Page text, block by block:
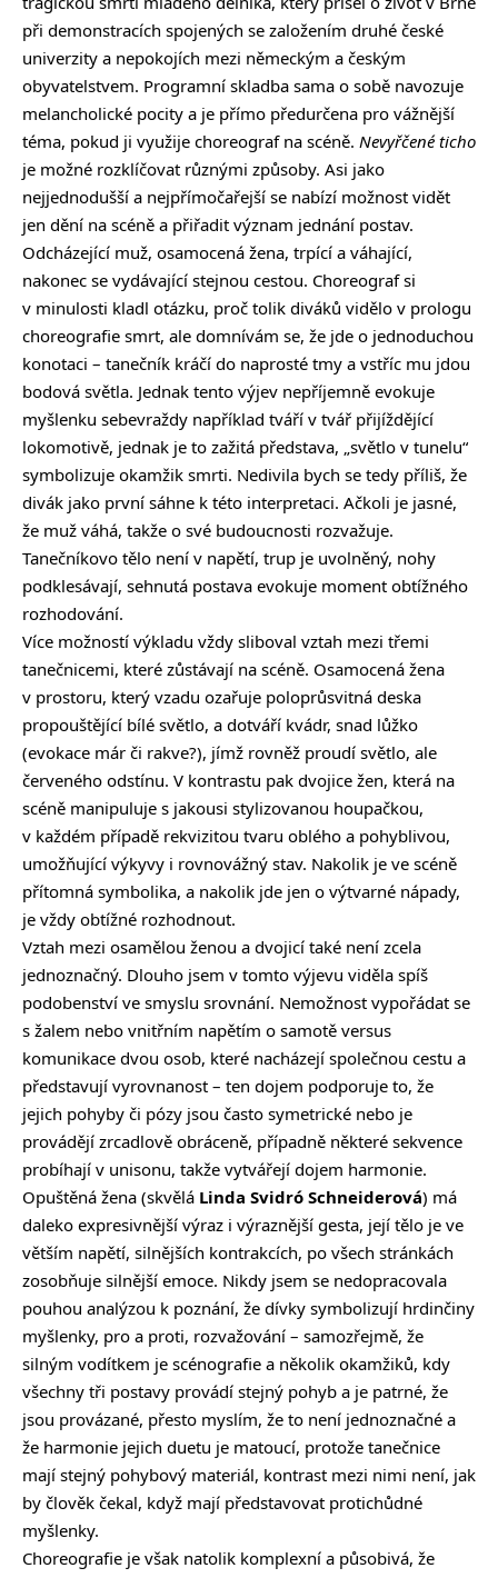
při demonstracích spojených se založením druhé české
univerzity a nepokojích mezi německým a českým
obyvatelstvem. Programní skladba sama o sobě navozuje
melancholické pocity a je přímo předurčena pro vážnější
téma, pokud ji využije choreograf na scéně. Nevyřčené ticho
je možné rozklíčovat různými způsoby. Asi jako
nejjednodušší a nejpřímočařejší se nabízí možnost vidět
jen dění na scéně a přiřadit význam jednání postav.
Odcházející muž, osamocená žena, trpící a váhající,
nakonec se vydávající stejnou cestou. Choreograf si
v minulosti kladl otázku, proč tolik diváků vidělo v prologu
choreografie smrt, ale domnívám se, že jde o jednoduchou
konotaci – tanečník kráčí do naprosté tmy a vstříc mu jdou
bodová světla. Jednak tento výjev nepříjemně evokuje
myšlenku sebevraždy například tváří v tvář přijíždějící
lokomotivě, jednak je to zažitá představa, „světlo v tunelu“
symbolizuje okamžik smrti. Nedivila bych se tedy příliš, že
divák jako první sáhne k této interpretaci. Ačkoli je jasné,
že muž váhá, takže o své budoucnosti rozvažuje.
Tanečníkovo tělo není v napětí, trup je uvolněný, nohy
podklesávají, sehnutá postava evokuje moment obtížného
rozhodování.
Více možností výkladu vždy sliboval vztah mezi třemi
tanečnicemi, které zůstávají na scéně. Osamocená žena
v prostoru, který vzadu ozařuje poloprůsvitná deska
propouštějící bílé světlo, a dotváří kvádr, snad lůžko
(evokace már či rakve?), jímž rovněž proudí světlo, ale
červeného odstínu. V kontrastu pak dvojice žen, která na
scéně manipuluje s jakousi stylizovanou houpačkou,
v každém případě rekvizitou tvaru oblého a pohyblivou,
umožňující výkyvy i rovnovážný stav. Nakolik je ve scéně
přítomná symbolika, a nakolik jde jen o výtvarné nápady,
je vždy obtížné rozhodnout.
Vztah mezi osamělou ženou a dvojicí také není zcela
jednoznačný. Dlouho jsem v tomto výjevu viděla spíš
podobenství ve smyslu srovnání. Nemožnost vypořádat se
s žalem nebo vnitřním napětím o samotě versus
komunikace dvou osob, které nacházejí společnou cestu a
představují vyrovnanost – ten dojem podporuje to, že
jejich pohyby či pózy jsou často symetrické nebo je
provádějí zrcadlově obráceně, případně některé sekvence
probíhají v unisonu, takže vytvářejí dojem harmonie.
Opuštěná žena (skvělá Linda Svidró Schneiderová) má
daleko expresivnější výraz i výraznější gesta, její tělo je ve
větším napětí, silnějších kontrakcích, po všech stránkách
zosobňuje silnější emoce. Nikdy jsem se nedopracovala
pouhou analýzou k poznání, že dívky symbolizují hrdinčiny
myšlenky, pro a proti, rozvažování – samozřejmě, že
silným vodítkem je scénografie a několik okamžiků, kdy
všechny tři postavy provádí stejný pohyb a je patrné, že
jsou provázané, přesto myslím, že to není jednoznačné a
že harmonie jejich duetu je matoucí, protože tanečnice
mají stejný pohybový materiál, kontrast mezi nimi není, jak
by člověk čekal, když mají představovat protichůdné
myšlenky.
Choreografie je však natolik komplexní a působivá, že